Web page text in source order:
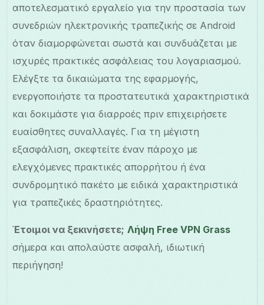
αποτελεσματικό εργαλείο για την προστασία των
συνεδριών ηλεκτρονικής τραπεζικής σε Android
όταν διαμορφώνεται σωστά και συνδυάζεται με
ισχυρές πρακτικές ασφάλειας του λογαριασμού.
Ελέγξτε τα δικαιώματα της εφαρμογής,
ενεργοποιήστε τα προστατευτικά χαρακτηριστικά
και δοκιμάστε για διαρροές πριν επιχειρήσετε
ευαίσθητες συναλλαγές. Για τη μέγιστη
εξασφάλιση, σκεφτείτε έναν πάροχο με
ελεγχόμενες πρακτικές απορρήτου ή ένα
συνδρομητικό πακέτο με ειδικά χαρακτηριστικά
για τραπεζικές δραστηριότητες.
Έτοιμοι να ξεκινήσετε; Λήψη Free VPN Grass
σήμερα και απολαύστε ασφαλή, ιδιωτική
περιήγηση!